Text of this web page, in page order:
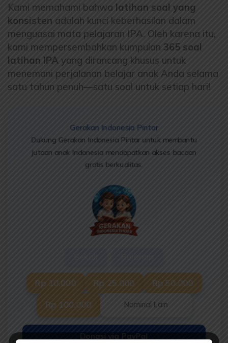
Kami memahami bahwa latihan soal yang
konsisten adalah kunci keberhasilan dalam
menguasai mata pelajaran IPA. Oleh karena itu,
kami mempersembahkan kumpulan 365 soal
latihan IPA yang dirancang khusus untuk
menemani perjalanan belajar anak Anda selama
satu tahun penuh—satu soal untuk setiap hari!
Gerakan Indonesia Pintar
Dukung Gerakan Indonesia Pintar untuk membantu
jutaan anak Indonesia mendapatkan akses bacaan
gratis berkualitas.
Rp 10.000 Rp 25.000 Rp 50.000
Rp 100.000
Donasi via PayPal